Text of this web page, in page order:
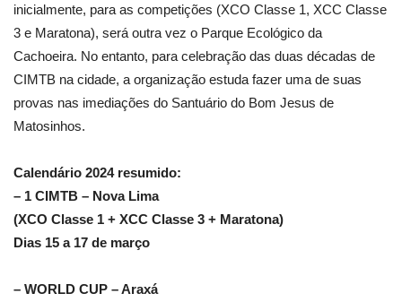
inicialmente, para as competições (XCO Classe 1, XCC Classe
3 e Maratona), será outra vez o Parque Ecológico da
Cachoeira. No entanto, para celebração das duas décadas de
CIMTB na cidade, a organização estuda fazer uma de suas
provas nas imediações do Santuário do Bom Jesus de
Matosinhos.
Calendário 2024 resumido:
– 1 CIMTB – Nova Lima
(XCO Classe 1 + XCC Classe 3 + Maratona)
Dias 15 a 17 de março
– WORLD CUP – Araxá